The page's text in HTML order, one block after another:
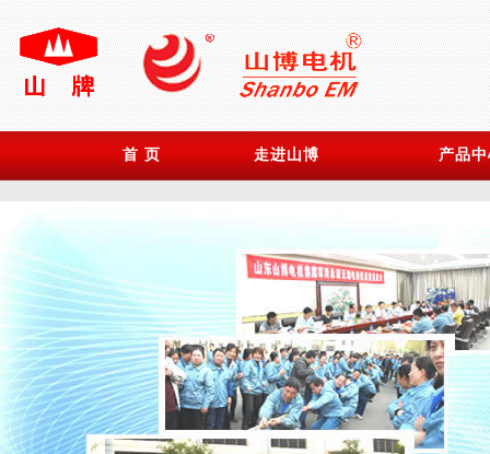
首 页 走进山博 产品